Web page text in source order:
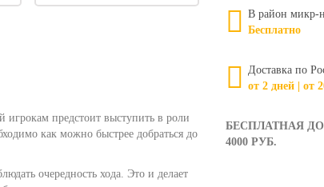
игрокам предстоит выступить в роли
как можно быстрее добраться до
очередность хода. Это и делает
В район микр-
Бесплатно
Доставка по
от 2 дней | от
БЕСПЛАТНАЯ
4000 РУБ.